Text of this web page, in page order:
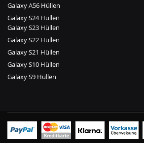
Galaxy A56 Hüllen
Galaxy S24 Hüllen
Galaxy S23 Hüllen
Galaxy S22 Hüllen
Galaxy S21 Hüllen
Galaxy S10 Hüllen
Galaxy S9 Hüllen